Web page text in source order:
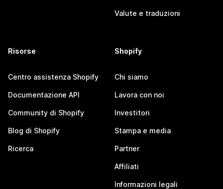
Valute e traduzioni
Risorse
Centro assistenza Shopify
Documentazione API
Community di Shopify
Blog di Shopify
Ricerca
Shopify
Chi siamo
Lavora con noi
Investitori
Stampa e media
Partner
Affiliati
Informazioni legali